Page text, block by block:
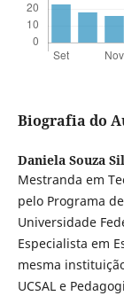
Biografia do
Daniela Souza
Mestranda em
pelo Programa
Universidade
Especialista em
mesma
UCSAL e